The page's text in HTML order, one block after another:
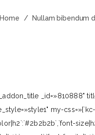
Home / Nullam bibendum
_id=»810888"
my-css=»{`kc-